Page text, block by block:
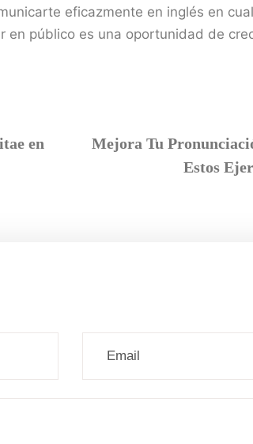
eficazmente en inglés en
en público es una oportunidad de
en
Mejora Tu
Estos